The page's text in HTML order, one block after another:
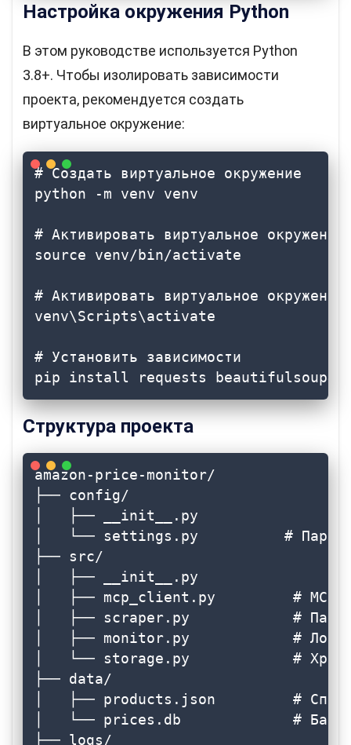
Настройка окружения Python
В этом руководстве используется Python
3.8+. Чтобы изолировать зависимости
проекта, рекомендуется создать
виртуальное окружение:
# Создать виртуальное окружение
python -m venv venv
# Активировать виртуальное
source venv/bin/activate
# Активировать виртуальное
venv\Scripts\activate
# Установить зависимости
pip install requests beautifulsoup4
Структура проекта
amazon-price-monitor/
├── config/
│   ├── __init__.py
│   └── settings.py          #
├── src/
│   ├── __init__.py
│   ├── mcp_client.py         # MCP-
│   ├── scraper.py            # Парсер
│   ├── monitor.py            # Логика
│   └── storage.py            #
├── data/
│   ├── products.json         # Список
│   └── prices.db             # База
├── logs/